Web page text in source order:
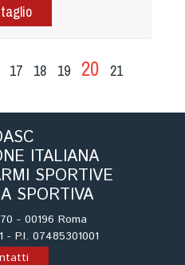
17 18 19 20 21
ITALIANA
SPORTIVE
SPORTIVA
- 00196 Roma
- P.I. 07485301001